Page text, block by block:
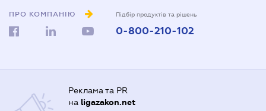
ПРО КОМПАНІЮ Підбір продуктів та рішень
0-800-210-102
Реклама та PR
на ligazakon.net